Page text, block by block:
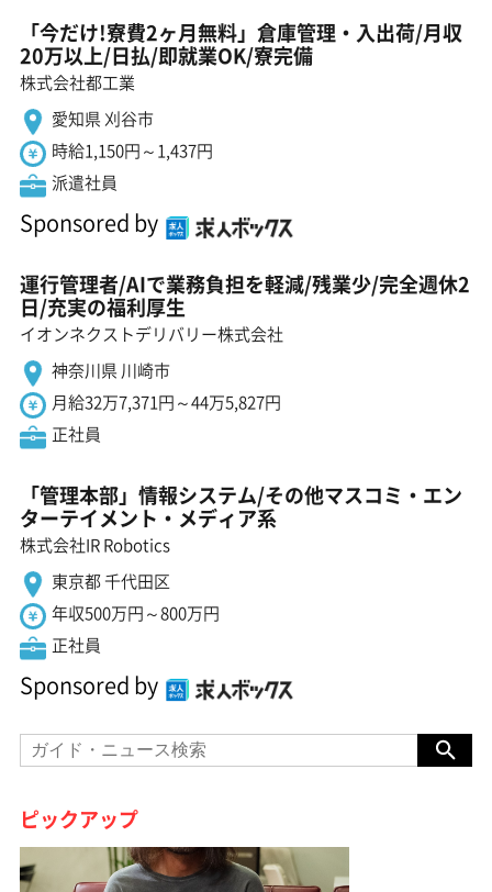
「今だけ!寮費2ヶ月無料」倉庫管理・入出荷/月収
20万以上/日払/即就業OK/寮完備
株式会社都工業
愛知県 刈谷市
時給1,150円～1,437円
派遣社員
Sponsored by
運行管理者/AIで業務負担を軽減/残業少/完全週休2
日/充実の福利厚生
イオンネクストデリバリー株式会社
神奈川県 川崎市
月給32万7,371円～44万5,827円
正社員
「管理本部」情報システム/その他マスコミ・エン
ターテイメント・メディア系
株式会社IR Robotics
東京都 千代田区
年収500万円～800万円
正社員
Sponsored by
ピックアップ